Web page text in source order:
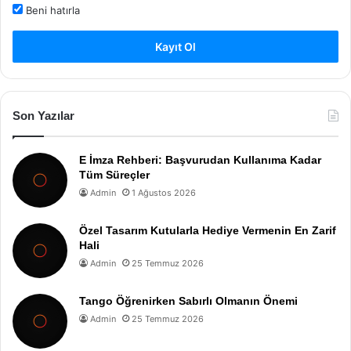
Beni hatırla
Kayıt Ol
Son Yazılar
E İmza Rehberi: Başvurudan Kullanıma Kadar
Tüm Süreçler
Admin 1 Ağustos 2026
Özel Tasarım Kutularla Hediye Vermenin En Zarif
Hali
Admin 25 Temmuz 2026
Tango Öğrenirken Sabırlı Olmanın Önemi
Admin 25 Temmuz 2026